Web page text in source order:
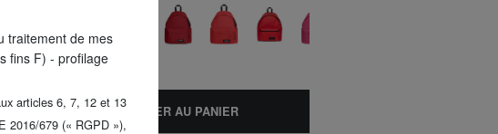
AJOUTER AU PANIER
traitement de mes
fins F) - profilage
articles 6, 7, 12 et 13
2016/679 (« RGPD »),